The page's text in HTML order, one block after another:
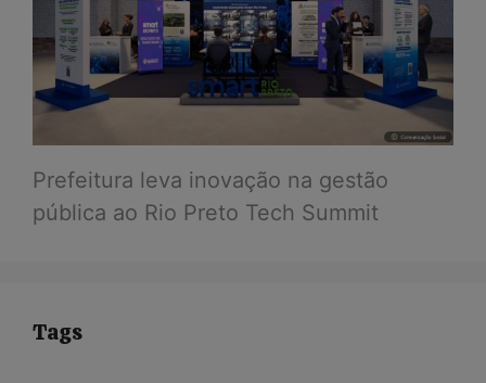
Prefeitura leva inovação na gestão
pública ao Rio Preto Tech Summit
Tags